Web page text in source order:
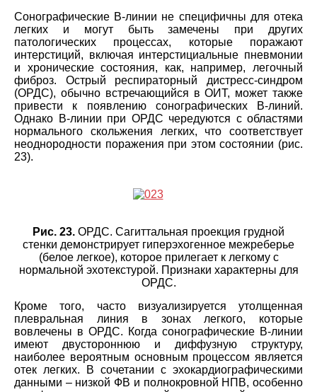
Сонографические В-линии не специфичны для отека
легких и могут быть замечены при других
патологических процессах, которые поражают
интерстиций, включая интерстициальные пневмонии
и хронические состояния, как, например, легочный
фиброз. Острый респираторный дистресс-синдром
(ОРДС), обычно встречающийся в ОИТ, может также
привести к появлению сонографических В-линий.
Однако B-линии при ОРДС чередуются с областями
нормального скольжения легких, что соответствует
неоднородности поражения при этом состоянии (рис.
23).
Рис. 23. ОРДС. Сагиттальная проекция грудной
стенки демонстрирует гиперэхогенное межреберье
(белое легкое), которое прилегает к легкому с
нормальной эхотекстурой. Признаки характерны для
ОРДС.
Кроме того, часто визуализируется утолщенная
плевральная линия в зонах легкого, которые
вовлечены в ОРДС. Когда сонографические В-линии
имеют двустороннюю и диффузную структуру,
наиболее вероятным основным процессом является
отек легких. В сочетании с эхокардиографическими
данными – низкой ФВ и полнокровной НПВ, особенно